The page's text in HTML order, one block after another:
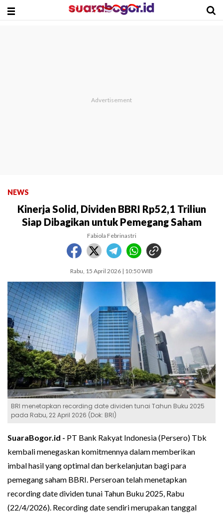
NEWS
Kinerja Solid, Dividen BBRI Rp52,1 Triliun
Siap Dibagikan untuk Pemegang Saham
Fabiola Febrinastri
Rabu, 15 April 2026 | 10:50 WIB
BRI menetapkan recording date dividen tunai Tahun Buku 2025
pada Rabu, 22 April 2026 (Dok: BRI)
SuaraBogor.id - PT Bank Rakyat Indonesia (Persero) Tbk
kembali menegaskan komitmennya dalam memberikan
imbal hasil yang optimal dan berkelanjutan bagi para
pemegang saham BBRI. Perseroan telah menetapkan
recording date dividen tunai Tahun Buku 2025, Rabu
(22/4/2026). Recording date sendiri merupakan tanggal